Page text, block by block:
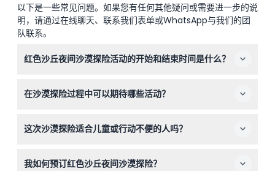
以下是一些常见问题。如果您有任何其他疑问或需要进一步的说
明，请通过在线聊天、联系我们表单或WhatsApp与我们的团
队联系。
红色沙丘夜间沙漠探险活动的开始和结束时间是什么？
约8:30早餐后结束（时间可能会有变动——请在预订时确
在沙漠探险过程中可以期待哪些活动？
身、传统阿拉伯服饰打扮、猎鹰摄影、水烟、现场娱乐表演
这次沙漠探险适合儿童或行动不便的人吗？
适合非常年幼的儿童或有特定健康状况的人士。如果您有行
我如何预订红色沙丘夜间沙漠探险？